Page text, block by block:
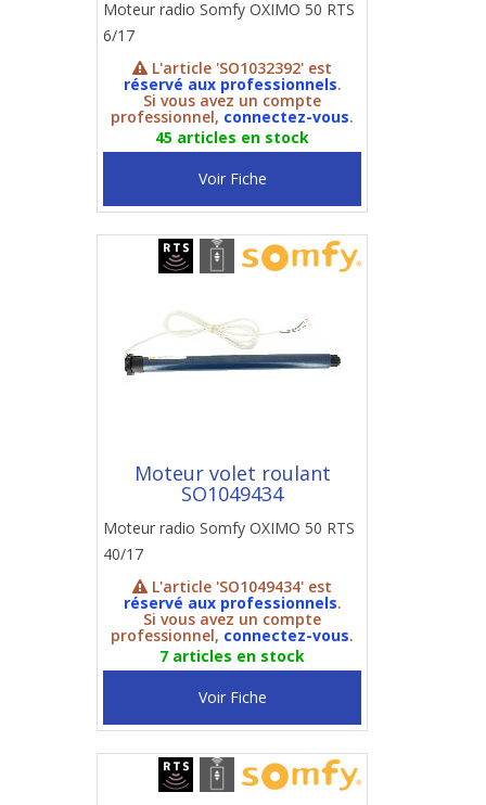
Moteur radio Somfy OXIMO 50 RTS
6/17
L'article 'SO1032392' est
réservé aux professionnels.
Si vous avez un compte
professionnel, connectez-vous.
45 articles en stock
Voir Fiche
Moteur volet roulant
SO1049434
Moteur radio Somfy OXIMO 50 RTS
40/17
L'article 'SO1049434' est
réservé aux professionnels.
Si vous avez un compte
professionnel, connectez-vous.
7 articles en stock
Voir Fiche